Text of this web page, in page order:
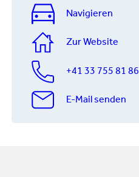
Navigieren
Zur Website
+41 33 755 81 86
E-Mail senden